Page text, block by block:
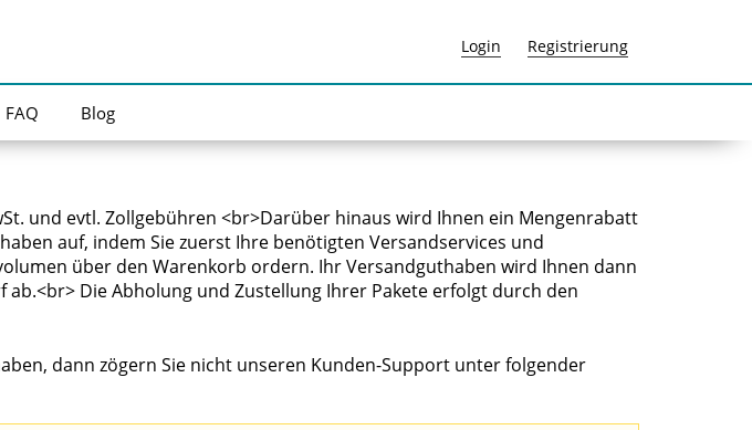
Login Registrierung
FAQ Blog
dann zögern Sie nicht unseren Kunden-Support unter folgender